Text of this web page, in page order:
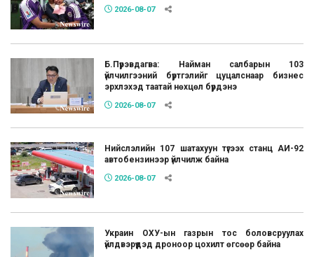
2026-08-07
Б.Пүрэвдагва: Найман салбарын 103
үйлчилгээний бүртгэлийг цуцалснаар бизнес
эрхлэхэд таатай нөхцөл бүрдэнэ
2026-08-07
Нийслэлийн 107 шатахуун түгээх станц АИ-92
автобензинээр үйлчилж байна
2026-08-07
Украин ОХУ-ын газрын тос боловсруулах
үйлдвэрүүдэд дроноор цохилт өгсөөр байна